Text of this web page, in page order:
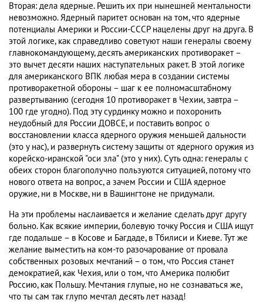
Вторая: дела ядерные. Решить их при нынешней ментальности
невозможно. Ядерный паритет основан на том, что ядерные
потенциалы Америки и России-СССР нацелены друг на друга. В
этой логике, как справедливо советуют наши генералы своему
главнокомандующему, десять американских противоракет –
это вычет десяти наших наступательных ракет. В этой логике
для американского ВПК любая мера в создании системы
противоракетной обороны – шаг к ее полномасштабному
развертыванию (сегодня 10 противоракет в Чехии, завтра –
100 где угодно). Под эту сурдинку можно и похоронить
неудобный для России ДОВСЕ, и поставить вопрос о
восстановлении класса ядерного оружия меньшей дальности
(это у нас), и развернуть систему защиты от ядерного оружия из
корейско-иранской "оси зла" (это у них). Суть одна: генералы с
обеих сторон благополучно пользуются ситуацией, потому что
нового ответа на вопрос, а зачем России и США ядерное
оружие, ни в Москве, ни в Вашингтоне не придумали.
На эти проблемы наслаивается и желание сделать друг другу
больно. Как всякие империи, болевую точку Россия и США ищут
где подальше – в Косове и Багдаде, в Тбилиси и Киеве. Тут же
желание выместить на ком-то разочарование от провала
собственных розовых мечтаний – о том, что Россия станет
демократией, как Чехия, или о том, что Америка полюбит
Россию, как Польшу. Мечтания глупые, но не сознаваться же,
что ты сам так глупо мечтал десять лет назад!